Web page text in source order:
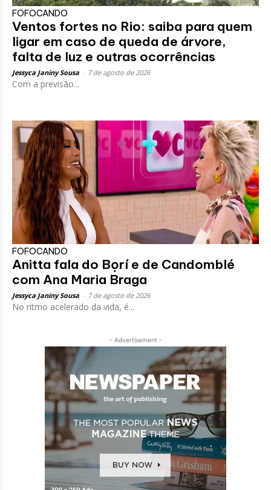
FOFOCANDO
Ventos fortes no Rio: saiba para quem
ligar em caso de queda de árvore,
falta de luz e outras ocorrências
Jessyca Janiny Sousa 7 de agosto de 2026
Com a previsão...
FOFOCANDO
Anitta fala do Bọrí e de Candomblé
com Ana Maria Braga
Jessyca Janiny Sousa 7 de agosto de 2026
No ritmo acelerado da vida, é...
- Advertisement -